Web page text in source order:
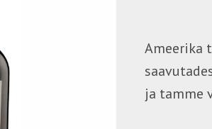
Ameerika
ja tamme